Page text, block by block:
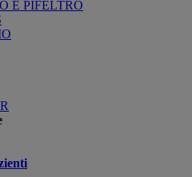
E PIFELTRO